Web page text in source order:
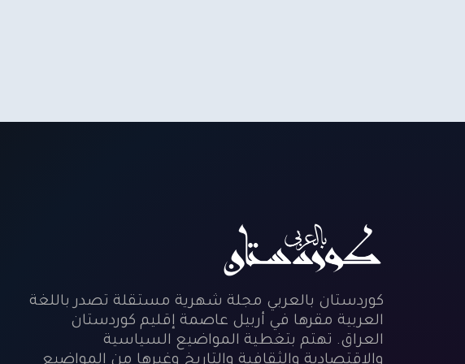
كوردستان بالعربي مجلة شهرية مستقلة تصدر باللغة
العربية مقرها في أربيل عاصمة إقليم كوردستان
العراق. تهتم بتغطية المواضيع السياسية
والاقتصادية والثقافية والتاريخ وغيرها من المواضيع